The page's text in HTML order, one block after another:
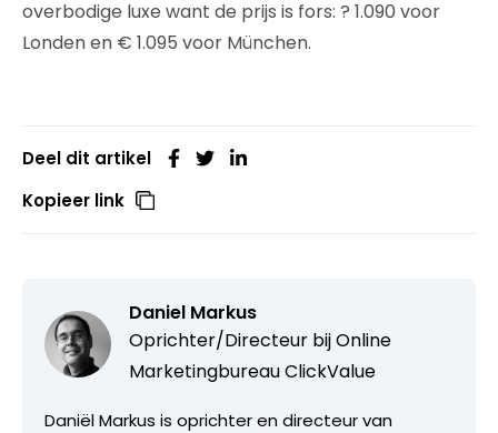
overbodige luxe want de prijs is fors: ? 1.090 voor
Londen en € 1.095 voor München.
Deel dit artikel
Kopieer link
Daniel Markus
Oprichter/Directeur bijOnline
Marketingbureau ClickValue
Daniël Markus is oprichter en directeur van